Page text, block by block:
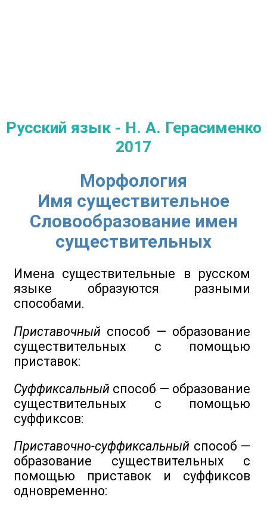
Русский язык - Н. А. Герасименко
2017
Морфология
Имя существительное
Словообразование имен
существительных
Имена существительные в русском
языке образуются разными
способами.
Приставочный способ — образование
существительных с помощью
приставок:
Суффиксальный способ — образование
существительных с помощью
суффиксов:
Приставочно-суффиксальный способ —
образование существительных с
помощью приставок и суффиксов
одновременно: